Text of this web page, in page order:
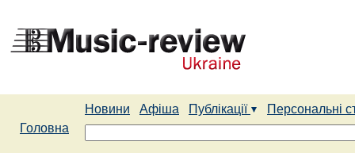
Новини Афіша Публікації
Персональні
Головна